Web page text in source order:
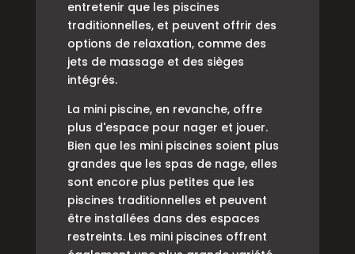
entretenir que les piscines
traditionnelles, et peuvent offrir des
options de relaxation, comme des
jets de massage et des sièges
intégrés.
La mini piscine, en revanche, offre
plus d'espace pour nager et jouer.
Bien que les mini piscines soient plus
grandes que les spas de nage, elles
sont encore plus petites que les
piscines traditionnelles et peuvent
être installées dans des espaces
restreints. Les mini piscines offrent